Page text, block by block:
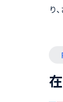
り